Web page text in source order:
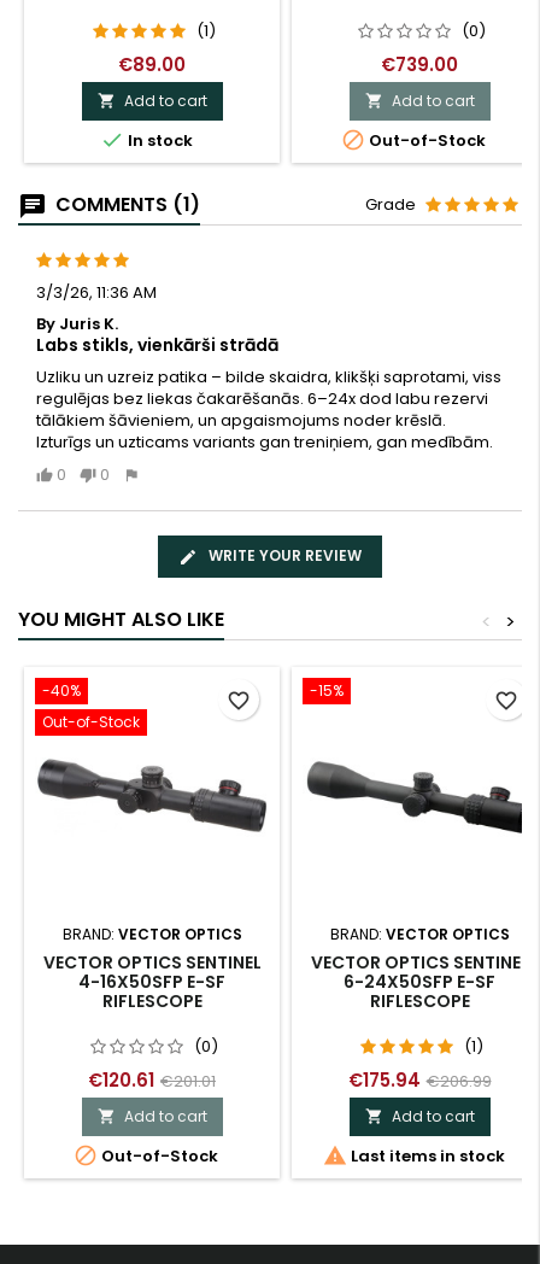
(1)
€89.00
 Add to cart
 In stock
(0)
€739.00
 Add to cart
 Out-of-Stock
COMMENTS (1) Grade
3/3/26, 11:36 AM
By Juris K.
Labs stikls, vienkārši strādā
Uzliku un uzreiz patika – bilde skaidra, klikšķi saprotami, viss
regulējas bez liekas čakarēšanās. 6–24x dod labu rezervi
tālākiem šāvieniem, un apgaismojums noder krēslā.
Izturīgs un uzticams variants gan treniņiem, gan medībām.
0
0
WRITE YOUR REVIEW
YOU MIGHT ALSO LIKE >
<
-40%
Out-of-Stock
BRAND: VECTOR OPTICS
VECTOR OPTICS SENTINEL
4-16X50SFP E-SF
RIFLESCOPE
(0)
€120.61 €201.01
 Add to cart
 Out-of-Stock
favorite_border -15%
BRAND: VECTOR OPTICS
VECTOR OPTICS SENTINEL
6-24X50SFP E-SF
RIFLESCOPE
(1)
€175.94 €206.99
 Add to cart
 Last items in stock
favorite_border